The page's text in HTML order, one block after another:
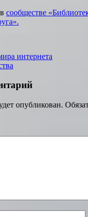
сообществе
интернета
опубликован.